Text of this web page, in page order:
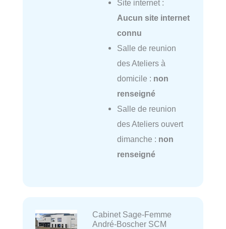
Site internet :
Aucun site internet
connu
Salle de reunion
des Ateliers à
domicile : non
renseigné
Salle de reunion
des Ateliers ouvert
dimanche : non
renseigné
Cabinet Sage-Femme
André-Boscher SCM